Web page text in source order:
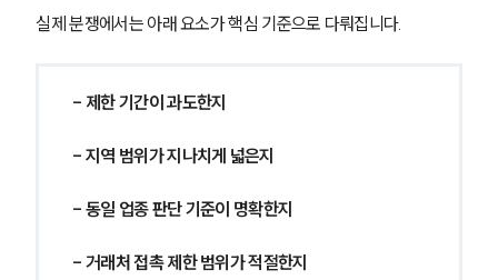
실제 분쟁에서는 아래 요소가 핵심 기준으로 다뤄집니다.
- 제한 기간이 과도한지
- 지역 범위가 지나치게 넓은지
- 동일 업종 판단 기준이 명확한지
- 거래처 접촉 제한 범위가 적절한지